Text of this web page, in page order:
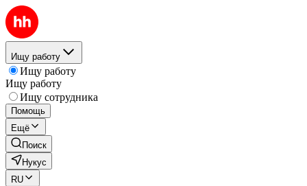
Ищу работу
Ищу работу
Ищу работу
Ищу сотрудника
Помощь
Ещё
Поиск
Нукус
RU